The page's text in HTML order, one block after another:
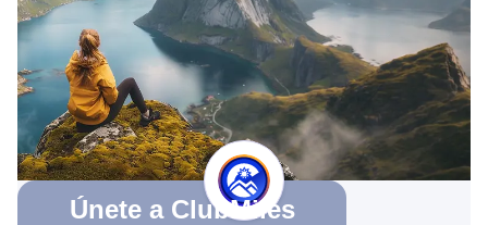
Únete a ClubMiles